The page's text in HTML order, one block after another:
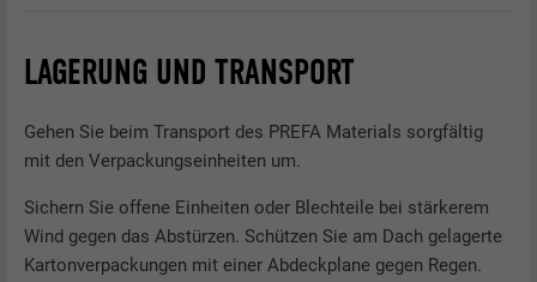
LAGERUNG UND TRANSPORT
Gehen Sie beim Transport des PREFA Materials sorgfältig
mit den Verpackungseinheiten um.
Sichern Sie offene Einheiten oder Blechteile bei stärkerem
Wind gegen das Abstürzen. Schützen Sie am Dach gelagerte
Kartonverpackungen mit einer Abdeckplane gegen Regen.